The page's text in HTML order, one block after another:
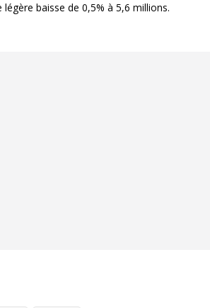
baisse de 0,5% à 5,6 millions.